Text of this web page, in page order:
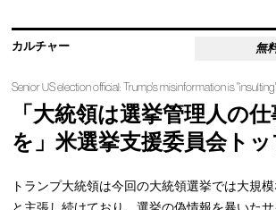
カルチャー 無
Senior US election official: Trump's misinformation is
「大統領は選挙管理人の
を」米選挙支援委員会ト
トランプ大統領は今回の大統領選挙では大規